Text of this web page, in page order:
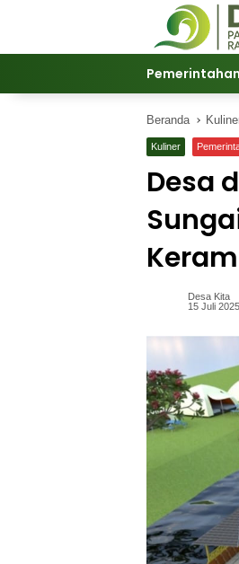
Pemerintahan
Beranda
Kuliner
Desa
Desa Kita
15 Juli 2025